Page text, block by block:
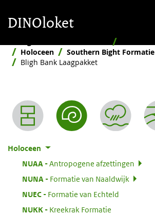
DINOloket
Holoceen
Southern Bight Formatie
Bligh Bank Laagpakket
Nomenclator menu
Holoceen
NUAA
Antropogene afzettingen
NUNA
Formatie van Naaldwijk
NUEC:
Formatie van Echteld
NUKK:
Kreekrak Formatie